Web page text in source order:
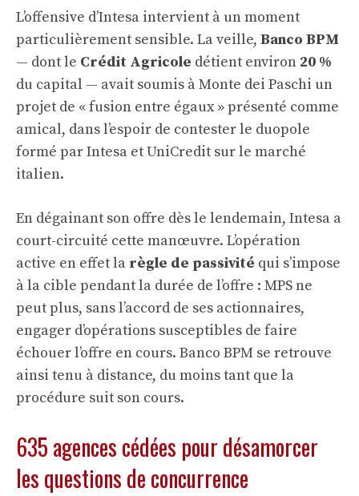
L’offensive d’Intesa intervient à un moment
particulièrement sensible. La veille, Banco BPM
— dont le Crédit Agricole détient environ 20 %
du capital — avait soumis à Monte dei Paschi un
projet de « fusion entre égaux » présenté comme
amical, dans l’espoir de contester le duopole
formé par Intesa et UniCredit sur le marché
italien.
En dégainant son offre dès le lendemain, Intesa a
court-circuité cette manœuvre. L’opération
active en effet la règle de passivité qui s’impose
à la cible pendant la durée de l’offre : MPS ne
peut plus, sans l’accord de ses actionnaires,
engager d’opérations susceptibles de faire
échouer l’offre en cours. Banco BPM se retrouve
ainsi tenu à distance, du moins tant que la
procédure suit son cours.
635 agences cédées pour désamorcer
les questions de concurrence